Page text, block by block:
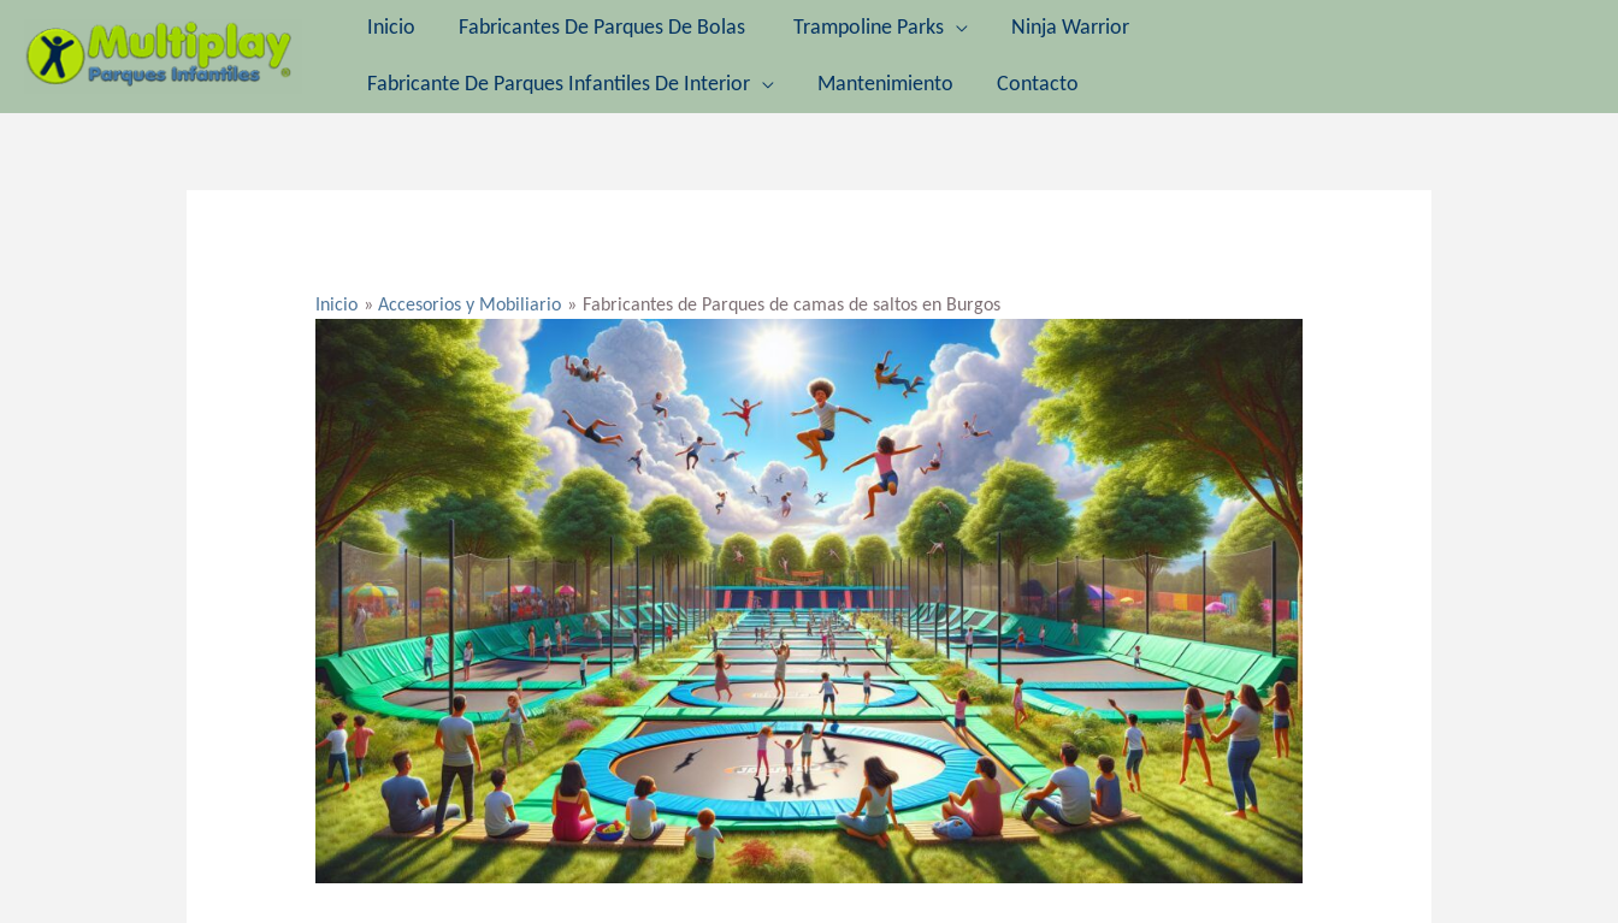
contenido
Inicio Fabricantes De Parques De Bolas Trampoline Parks Ninja Warrior
Fabricante De Parques Infantiles De Interior Mantenimiento Contacto
Inicio Accesorios y Mobiliario Fabricantes de Parques de camas de saltos en Burgos